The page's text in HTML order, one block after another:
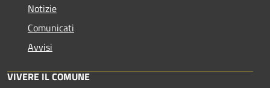
Notizie
Comunicati
Avvisi
VIVERE IL COMUNE